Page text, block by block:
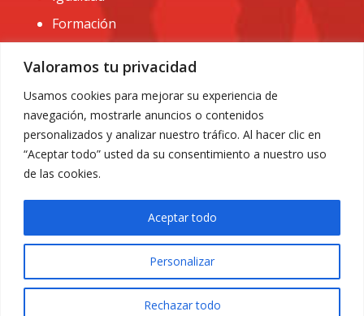
Valoramos tu privacidad
Usamos cookies para mejorar su experiencia de
navegación, mostrarle anuncios o contenidos
personalizados y analizar nuestro tráfico. Al hacer clic en
“Aceptar todo” usted da su consentimiento a nuestro uso
de las cookies.
Personalizar
Rechazar todo
Aceptar todo
Formación
CONTACTO:
administracion@usomurcia.org
968 25 01 20
C/ Huerto de las bombas nº6. 30009 Murcia
Privacidad|
© 2018 Todos los derechos reservados. Diseño web
ACRILONIA